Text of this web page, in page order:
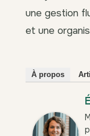
une gestion
et une
À propos